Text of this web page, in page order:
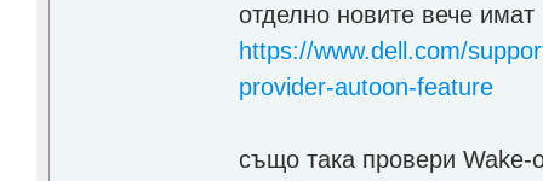
отделно новите вече
https://www.dell.com/
provider-autoon-feature
също така провери